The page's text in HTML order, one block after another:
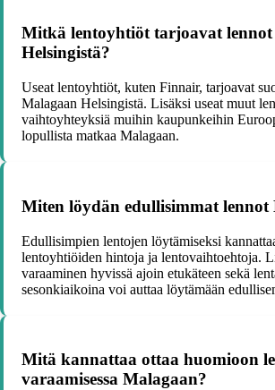
Mitkä lentoyhtiöt tarjoavat
Helsingistä?
Useat lentoyhtiöt, kuten Finnair, tarjoavat
Malagaan Helsingistä. Lisäksi useat muut
vaihtoyhteyksiä muihin kaupunkeihin
lopullista matkaa Malagaan.
Miten löydän edullisimmat lennot
Edullisimpien lentojen löytämiseksi
lentoyhtiöiden hintoja ja lentovaihtoehtoja.
varaaminen hyvissä ajoin etukäteen sekä
sesonkiaikoina voi auttaa löytämään
Mitä kannattaa ottaa huomioon
varaamisessa Malagaan?